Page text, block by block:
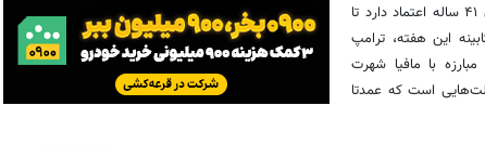
خود را برای انتخابات ۲۰۲۸ مطرح کند و به این معاون ۴۱ ساله اعتماد دارد تا
این هفته، ترامپ
با مافیا شهرت
است که عمدتا